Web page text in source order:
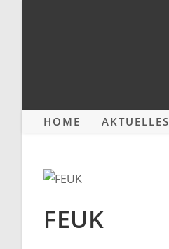
HOME AKTUELLES
FEUK